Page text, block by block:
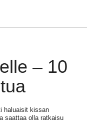
– 10
haluaisit kissan
saattaa olla ratkaisu